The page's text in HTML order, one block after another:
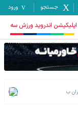
جستجو ورود
اپلیکیشن اندروید ورزش سه
ب